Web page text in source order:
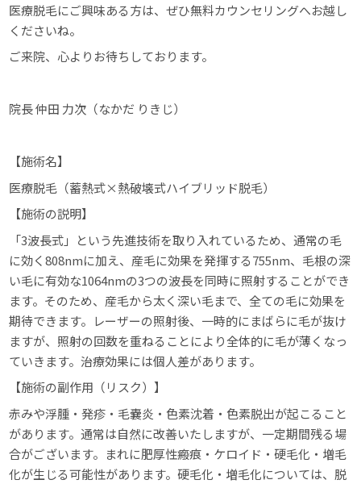
医療脱毛にご興味ある方は、ぜひ無料カウンセリングへお越し
くださいね。
ご来院、心よりお待ちしております。
院長 仲田 力次（なかだ りきじ）
【施術名】
医療脱毛（蓄熱式×熱破壊式ハイブリッド脱毛）
【施術の説明】
「3波長式」という先進技術を取り入れているため、通常の毛
に効く808nmに加え、産毛に効果を発揮する755nm、毛根の深
い毛に有効な1064nmの3つの波長を同時に照射することができ
ます。そのため、産毛から太く深い毛まで、全ての毛に効果を
期待できます。レーザーの照射後、一時的にまばらに毛が抜け
ますが、照射の回数を重ねることにより全体的に毛が薄くなっ
ていきます。治療効果には個人差があります。
【施術の副作用（リスク）】
赤みや浮腫・発疹・毛嚢炎・色素沈着・色素脱出が起こること
があります。通常は自然に改善いたしますが、一定期間残る場
合がございます。まれに肥厚性瘢痕・ケロイド・硬毛化・増毛
化が生じる可能性があります。硬毛化・増毛化については、脱